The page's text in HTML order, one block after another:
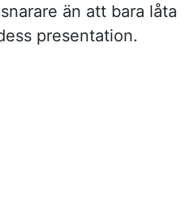
än att bara låta
presentation.